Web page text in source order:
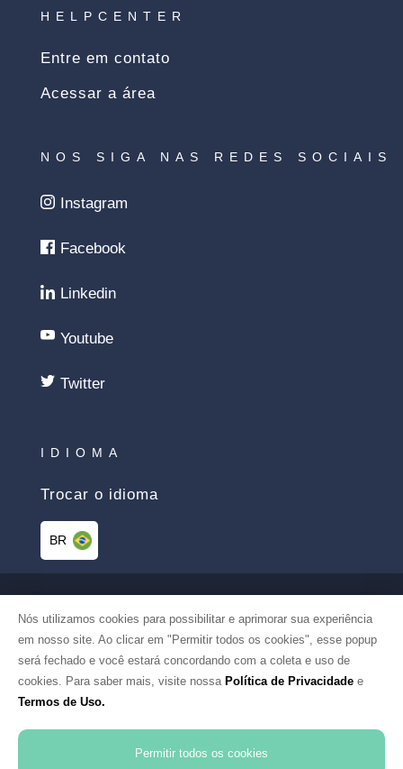
HELPCENTER
Entre em contato
Acessar a área
NOS SIGA NAS REDES SOCIAIS
Instagram
Facebook
Linkedin
Youtube
Twitter
IDIOMA
Trocar o idioma
BR
DIREITOS RESERVADOS
LGPD
POLÍTICA DE PRIVACIDADE
Nós utilizamos cookies para possibilitar e aprimorar sua experiência
em nosso site. Ao clicar em "Permitir todos os cookies", esse popup
será fechado e você estará concordando com a coleta e uso de
cookies. Para saber mais, visite nossa Política de Privacidade e
Termos de Uso.
Permitir todos os cookies